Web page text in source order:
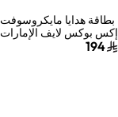
بطاقة هدايا مايكروسوفت
إكس بوكس لايف الإمارات
199 درهم إماراتي إرسال194